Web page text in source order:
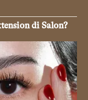
di Salon?